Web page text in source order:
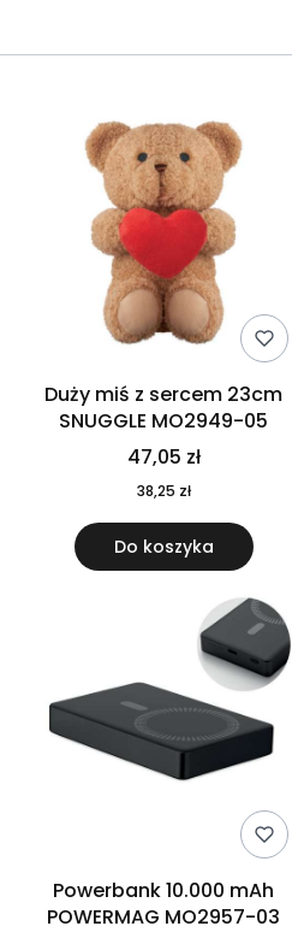
Duży miś z sercem 23cm
SNUGGLE MO2949-05
47,05 zł
38,25 zł
Do koszyka
Powerbank 10.000 mAh
POWERMAG MO2957-03